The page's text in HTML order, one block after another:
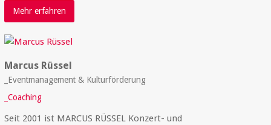
Mehr erfahren
Marcus Rüssel
_Eventmanagement & Kulturförderung
_Coaching
Seit 2001 ist MARCUS RÜSSEL Konzert- und